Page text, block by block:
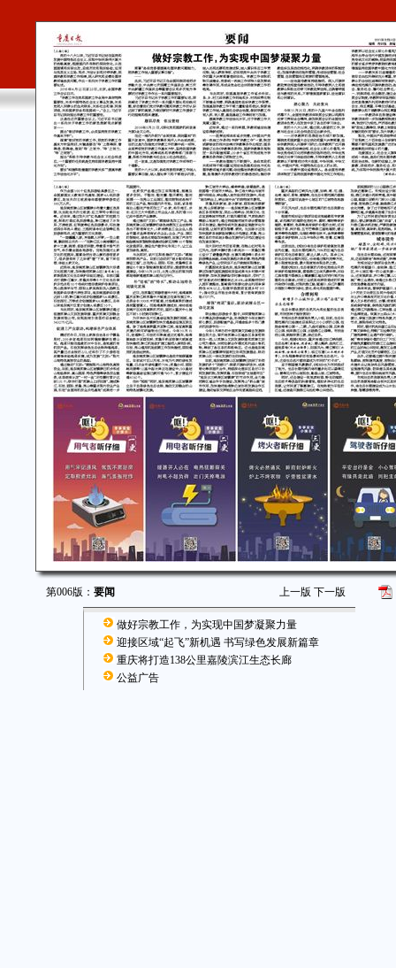
第006版： 要闻 上一版 下一版
做好宗教工作，为实现中国梦凝聚力量
迎接区域“起飞”新机遇 书写绿色发展新篇章
重庆将打造138公里嘉陵滨江生态长廊
公益广告